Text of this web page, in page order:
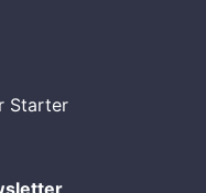
Starter